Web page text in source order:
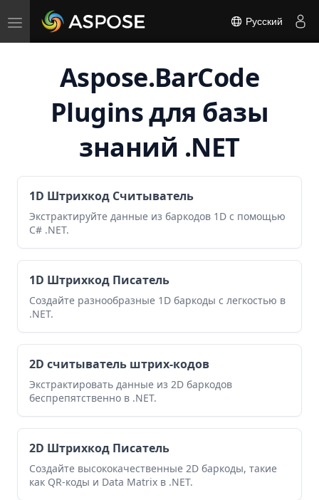
Toggle
navigation
Русский
Aspose.BarCode
Plugins для базы
знаний .NET
1D Штрихкод Считыватель
Экстрактируйте данные из баркодов 1D с помощью
C# .NET.
1D Штрихкод Писатель
Создайте разнообразные 1D баркоды с легкостью в
.NET.
2D считыватель штрих-кодов
Экстрактировать данные из 2D баркодов
беспрепятственно в .NET.
2D Штрихкод Писатель
Создайте высококачественные 2D баркоды, такие
как QR-коды и Data Matrix в .NET.